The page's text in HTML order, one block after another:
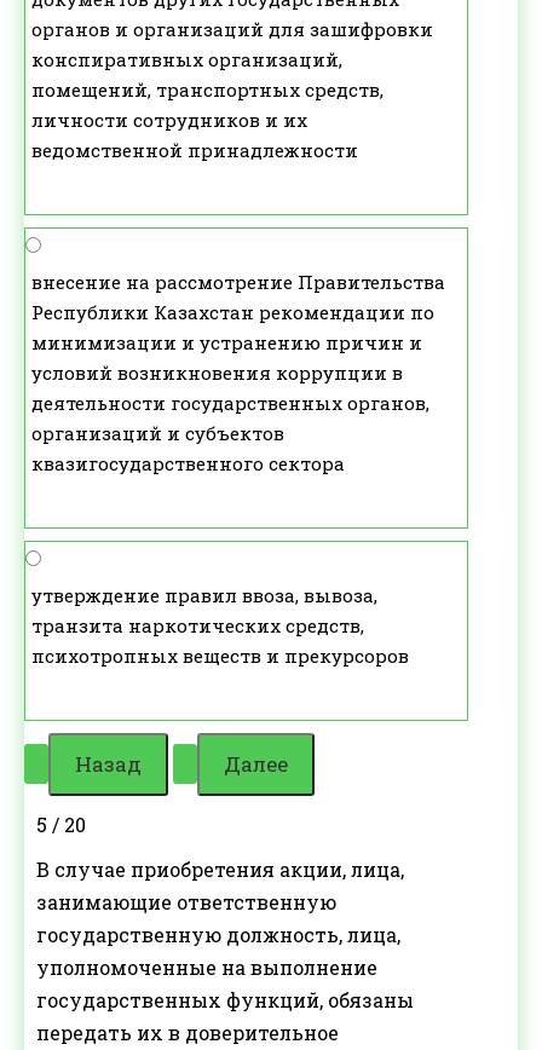
органов и организаций для зашифровки
конспиративных организаций,
помещений, транспортных средств,
личности сотрудников и их
ведомственной принадлежности
внесение на рассмотрение Правительства
Республики Казахстан рекомендации по
минимизации и устранению причин и
условий возникновения коррупции в
деятельности государственных органов,
организаций и субъектов
квазигосударственного сектора
утверждение правил ввоза, вывоза,
транзита наркотических средств,
психотропных веществ и прекурсоров
5 / 20
В случае приобретения акции, лица,
занимающие ответственную
государственную должность, лица,
уполномоченные на выполнение
государственных функций, обязаны
передать их в доверительное